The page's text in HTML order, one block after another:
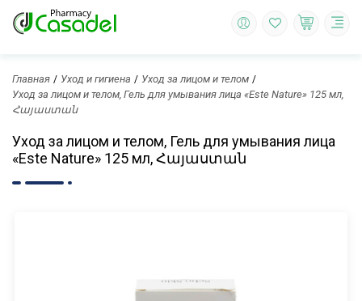
Главная Уход и гигиена
Уход за лицом и телом
Уход за лицом и телом, Гель для умывания лица «Este Nature» 125 мл,
Հայաստան
Уход за лицом и телом, Гель для умывания лица
«Este Nature» 125 мл, Հայաստան